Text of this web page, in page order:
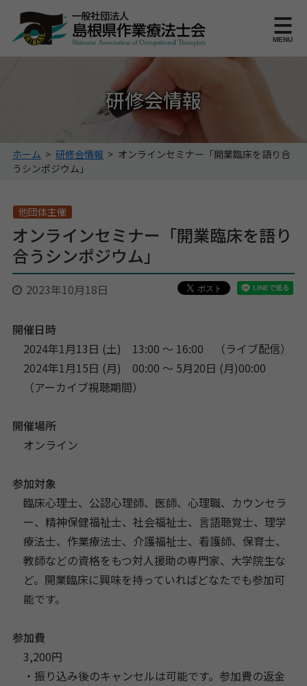
このページの本文へ
MENU
研修会情報
こ
の
ジ
の
位
置:
ホーム > 研修会情報 > オンラインセミナー「開業臨床を語り合
うシンポジウム」
他団体主催
オンラインセミナー「開業臨床を語り
合うシンポジウム」
2023年10月18日
開催日時
2024年1月13日 (土) 13:00 〜 16:00
（ライブ配信）
2024年1月15日 (月) 00:00 〜 5月20日 (月)00:00
（アーカイブ視聴期間）
開催場所
オンライン
参加対象
臨床心理士、公認心理師、医師、心理職、カウンセラ
ー、精神保健福祉士、社会福祉士、言語聴覚士、理学
療法士、作業療法士、介護福祉士、看護師、保育士、
教師などの資格をもつ対人援助の専門家、大学院生な
ど。開業臨床に興味を持っていればどなたでも参加可
能です。
参加費
3,200円
・振り込み後のキャンセルは可能です。参加費の返金